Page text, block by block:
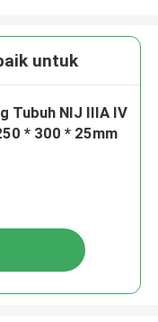
untuk
Tubuh NIJ IIIA IV
* 300 * 25mm